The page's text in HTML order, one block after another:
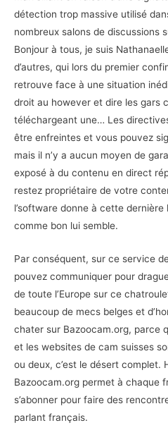
détection trop massive utilisé
nombreux salons de discussions
Bonjour à tous, je suis
d’autres, qui lors du premier
retrouve face à une situation
droit au however et dire les gars
téléchargeant une… Les
être enfreintes et vous pouvez
mais il n’y a aucun moyen de
exposé à du contenu en direct
restez propriétaire de votre
l’software donne à cette dernière
comme bon lui semble.
Par conséquent, sur ce service
pouvez communiquer pour
de toute l’Europe sur ce
beaucoup de mecs belges et
chater sur Bazoocam.org, parce
et les websites de cam suisses
ou deux, c’est le désert complet.
Bazoocam.org permet à chaque
s’abonner pour faire des
parlant français.